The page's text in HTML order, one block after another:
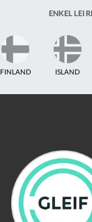
ENKEL LEI
FINLAND ISLAND